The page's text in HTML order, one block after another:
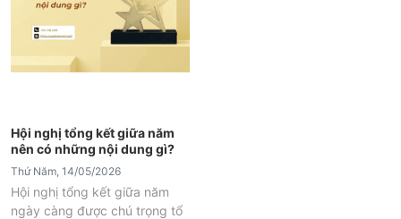
Hội nghị tổng kết giữa năm
nên có những nội dung gì?
Thứ Năm, 14/05/2026
Hội nghị tổng kết giữa năm
ngày càng được chú trọng tổ